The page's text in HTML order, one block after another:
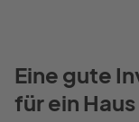
Eine gute
für ein